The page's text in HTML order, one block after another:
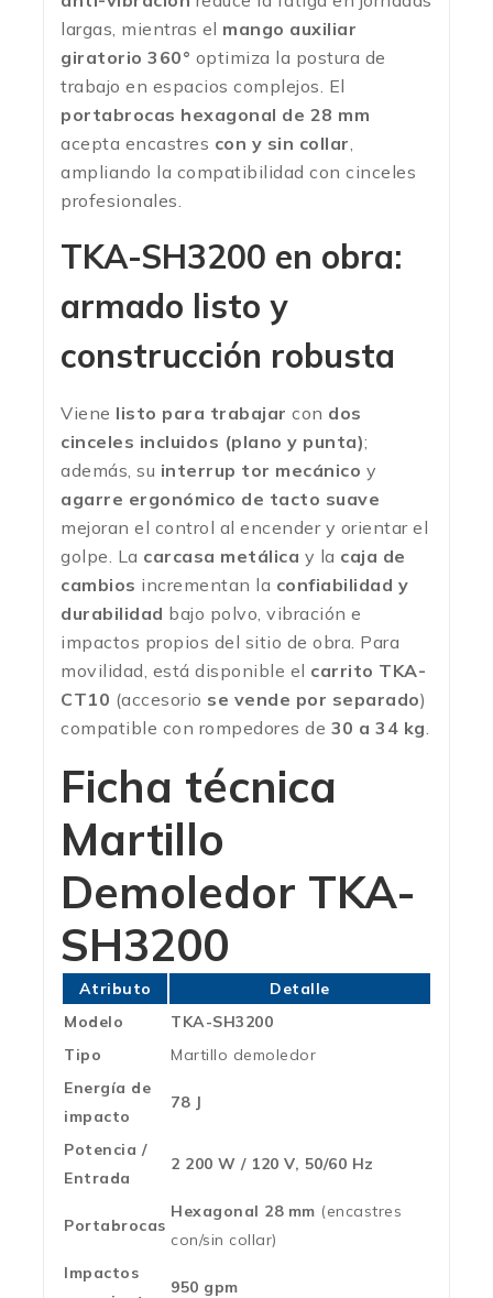
largas, mientras el mango auxiliar
giratorio 360° optimiza la postura de
trabajo en espacios complejos. El
portabrocas hexagonal de 28 mm
acepta encastres con y sin collar,
ampliando la compatibilidad con cinceles
profesionales.
TKA-SH3200 en obra:
armado listo y
construcción robusta
Viene listo para trabajar con dos
cinceles incluidos (plano y punta);
además, su interrup tor mecánico y
agarre ergonómico de tacto suave
mejoran el control al encender y orientar el
golpe. La carcasa metálica y la caja de
cambios incrementan la confiabilidad y
durabilidad bajo polvo, vibración e
impactos propios del sitio de obra. Para
movilidad, está disponible el carrito TKA-
CT10 (accesorio se vende por separado)
compatible con rompedores de 30 a 34 kg.
Ficha técnica
Martillo
Demoledor TKA-
SH3200
Atributo
Detalle
Modelo
TKA-SH3200
Tipo
Martillo demoledor
Energía de
impacto
78 J
Potencia /
Entrada
2 200 W / 120 V, 50/60 Hz
Portabrocas
Hexagonal 28 mm (encastres
con/sin collar)
Impactos
950 gpm